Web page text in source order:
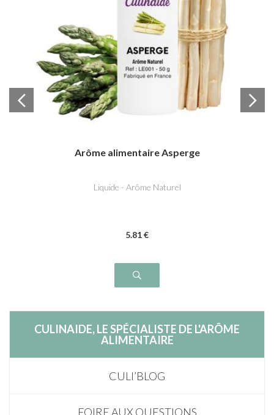
Arôme alimentaire Asperge
Liquide - Arôme Naturel
5.81€
CULINAIDE, LE SPÉCIALISTE DE L'ARÔME
ALIMENTAIRE
CULI’BLOG
FOIRE AUX QUESTIONS